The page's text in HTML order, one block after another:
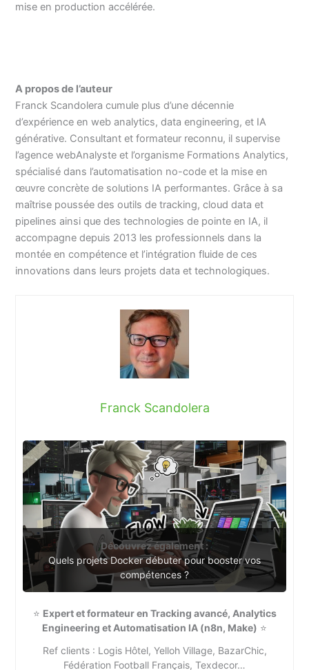
mise en production accélérée.
A propos de l’auteur
Franck Scandolera cumule plus d’une décennie
d’expérience en web analytics, data engineering, et IA
générative. Consultant et formateur reconnu, il supervise
l’agence webAnalyste et l’organisme Formations Analytics,
spécialisé dans l’automatisation no-code et la mise en
œuvre concrète de solutions IA performantes. Grâce à sa
maîtrise poussée des outils de tracking, cloud data et
pipelines ainsi que des technologies de pointe en IA, il
accompagne depuis 2013 les professionnels dans la
montée en compétence et l’intégration fluide de ces
innovations dans leurs projets data et technologiques.
Franck Scandolera
Découvrez également :
Quels projets Docker débuter pour booster vos
compétences ?
⭐ Expert et formateur en Tracking avancé, Analytics
Engineering et Automatisation IA (n8n, Make) ⭐
Ref clients : Logis Hôtel, Yelloh Village, BazarChic,
Fédération Football Français, Texdecor…